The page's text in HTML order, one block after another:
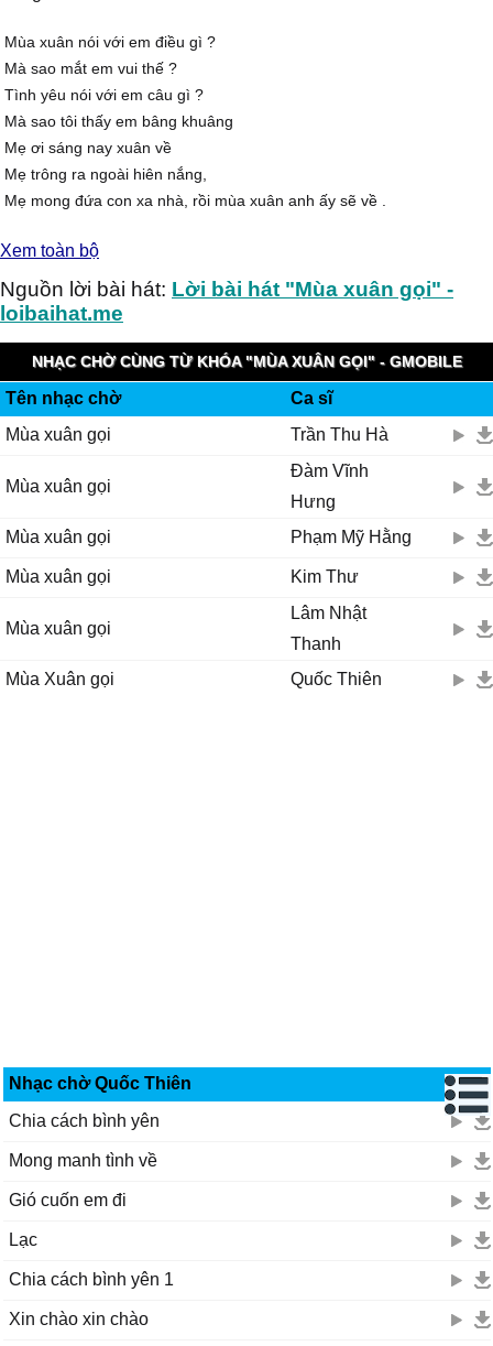
Mùa xuân nói với em điều gì ?
Mà sao mắt em vui thế ?
Tình yêu nói với em câu gì ?
Mà sao tôi thấy em bâng khuâng
Mẹ ơi sáng nay xuân về
Mẹ trông ra ngoài hiên nắng,
Mẹ mong đứa con xa nhà, rồi mùa xuân anh ấy sẽ về .
Mùa xuân hát trong nắng vàng, gọi trời cao gió xôn xao
Mùa xuân hát trên môi người, gọi niềm vui đến mỗi ngày
Mùa xuân hát trong tim người, gọi tình yêu mãi ban đầu
Xem toàn bộ
Nguồn lời bài hát: Lời bài hát "Mùa xuân gọi" -
loibaihat.me
NHẠC CHỜ CÙNG TỪ KHÓA "MÙA XUÂN GỌI" - GMOBILE
Tên nhạc chờ
Ca sĩ
Mùa xuân gọi
Trần Thu Hà
Mùa xuân gọi
Đàm Vĩnh
Hưng
Mùa xuân gọi
Phạm Mỹ Hằng
Mùa xuân gọi Kim Thư
Mùa xuân gọi
Lâm Nhật
Thanh
Mùa Xuân gọi
Quốc Thiên
Nhạc chờ Quốc Thiên
Chia cách bình yên
Mong manh tình về
Gió cuốn em đi
Lạc
Chia cách bình yên 1
Xin chào xin chào